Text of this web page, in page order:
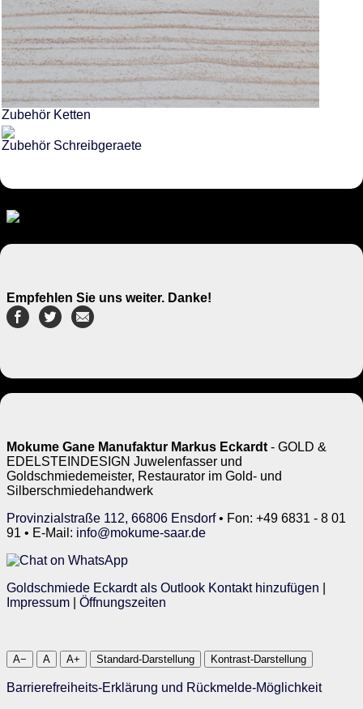
Zubehör Ketten
Zubehör Schreibgeraete
Empfehlen Sie uns weiter. Danke!
Mokume Gane Manufaktur Markus Eckardt - GOLD &
EDELSTEINDESIGN Juwelenfasser und
Goldschmiedemeister, Restaurator im Gold- und
Silberschmiedehandwerk
Provinzialstraße 112, 66806 Ensdorf• Fon: +49 6831 - 8 01
91 • E-Mail: info@mokume-saar.de
Goldschmiede Eckardt als Outlook Kontakt hinzufügen
Impressum
Öffnungszeiten
A− A A+ Standard-Darstellung Kontrast-Darstellung
Barrierefreiheits-Erklärung und Rückmelde-Möglichkeit